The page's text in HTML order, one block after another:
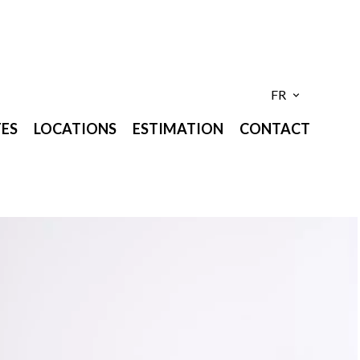
FR
LOCATIONS ESTIMATION CONTACT